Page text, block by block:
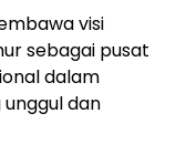
visi
sebagai pusat
dalam
unggul dan